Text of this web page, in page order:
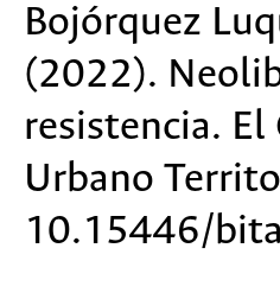
Bojórquez
(2022).
resistencia.
Urbano
10.15446/